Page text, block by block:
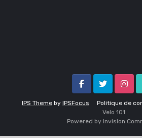
IPS Theme by IPSFocus Politique de
FacebookTwitter Instagram
Velo 1O1
Powered by Invision